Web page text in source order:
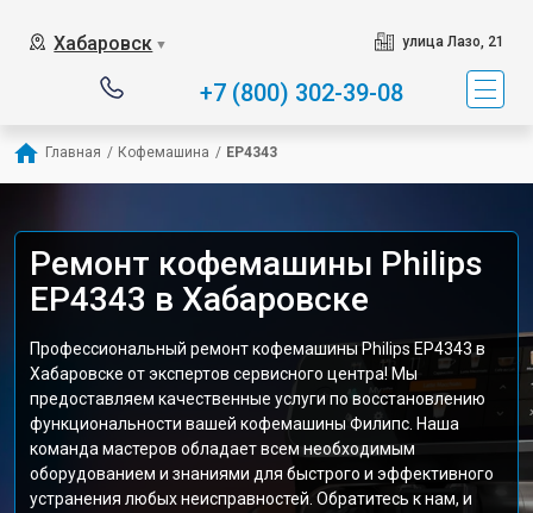
Хабаровск ▼ улица Лазо, 21
+7 (800) 302-39-08
Главная / Кофемашина / EP4343
Ремонт кофемашины Philips
EP4343 в Хабаровске
Профессиональный ремонт кофемашины Philips EP4343 в
Хабаровске от экспертов сервисного центра! Мы
предоставляем качественные услуги по восстановлению
функциональности вашей кофемашины Филипс. Наша
команда мастеров обладает всем необходимым
оборудованием и знаниями для быстрого и эффективного
устранения любых неисправностей. Обратитесь к нам, и